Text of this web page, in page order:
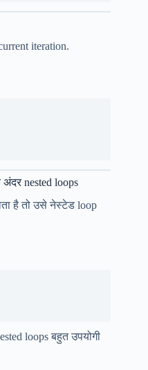
iteration.
nested loops
है तो उसे नेस्टेड loop
loops बहुत उपयोगी